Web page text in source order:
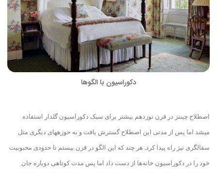
دکوراسیون با الگوها
اصطلاح چینتز در قرن نوزدهم بیشتر برای سبک دکوراسیون گلدار استفاده
میشد اما پس از مدتی این اصطلاح گسترش یافت و به حوزههای دیگری مثل
سفالگری نیز راه پیدا کرد. هر چند که این الگو در قرن بیستم تا حدودی محبوبیت
خود را در دکوراسیون خانه‌ها از دست داد اما پس مدت کوتاهی دوباره جان